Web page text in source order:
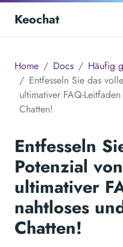
Keochat
Home Docs
Häufig
Entfesseln Sie das
ultimativer FAQ-
Chatten!
Entfesseln
Potenzial
ultimativer
nahtloses
Chatten!